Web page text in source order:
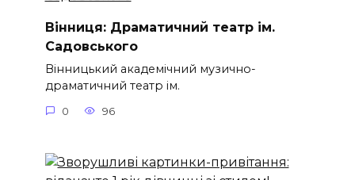
Вінниця: Драматичний театр ім.
Садовського
Вінницький академічний музично-
драматичний театр ім.
0 96